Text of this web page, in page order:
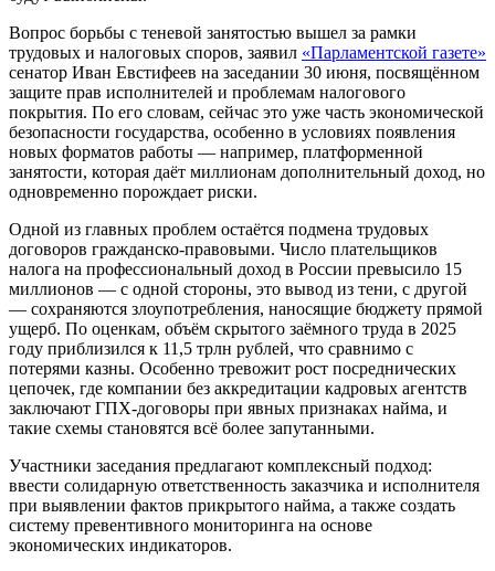
Вопрос борьбы с теневой занятостью вышел за рамки
трудовых и налоговых споров, заявил «Парламентской газете»
сенатор Иван Евстифеев на заседании 30 июня, посвящённом
защите прав исполнителей и проблемам налогового
покрытия. По его словам, сейчас это уже часть экономической
безопасности государства, особенно в условиях появления
новых форматов работы — например, платформенной
занятости, которая даёт миллионам дополнительный доход, но
одновременно порождает риски.
Одной из главных проблем остаётся подмена трудовых
договоров гражданско-правовыми. Число плательщиков
налога на профессиональный доход в России превысило 15
миллионов — с одной стороны, это вывод из тени, с другой
— сохраняются злоупотребления, наносящие бюджету прямой
ущерб. По оценкам, объём скрытого заёмного труда в 2025
году приблизился к 11,5 трлн рублей, что сравнимо с
потерями казны. Особенно тревожит рост посреднических
цепочек, где компании без аккредитации кадровых агентств
заключают ГПХ-договоры при явных признаках найма, и
такие схемы становятся всё более запутанными.
Участники заседания предлагают комплексный подход:
ввести солидарную ответственность заказчика и исполнителя
при выявлении фактов прикрытого найма, а также создать
систему превентивного мониторинга на основе
экономических индикаторов.